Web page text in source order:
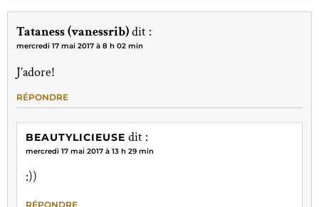
Tataness (vanessrib)dit :
mercredi 17 mai 2017 à 8 h 02 min
J’adore!
RÉPONDRE
BEAUTYLICIEUSE dit :
mercredi 17 mai 2017 à 13 h 29 min
:))
RÉPONDRE